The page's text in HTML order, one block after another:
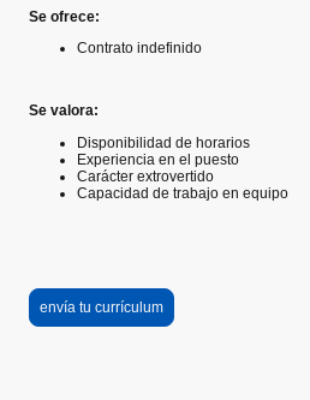
Se ofrece:
Contrato indefinido
Se valora:
Disponibilidad de horarios
Experiencia en el puesto
Carácter extrovertido
Capacidad de trabajo en equipo
envía tu currículum